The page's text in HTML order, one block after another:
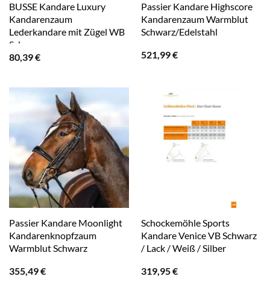
BUSSE Kandare Luxury
Kandarenzaum
Lederkandare mit Zügel WB
Schwarz
80,39€
Passier Kandare Highscore
Kandarenzaum Warmblut
Schwarz/Edelstahl
521,99€
Passier Kandare Moonlight
Kandarenknopfzaum
Warmblut Schwarz
355,49€
Schockemöhle Sports
Kandare Venice VB Schwarz
/ Lack / Weiß / Silber
319,95€